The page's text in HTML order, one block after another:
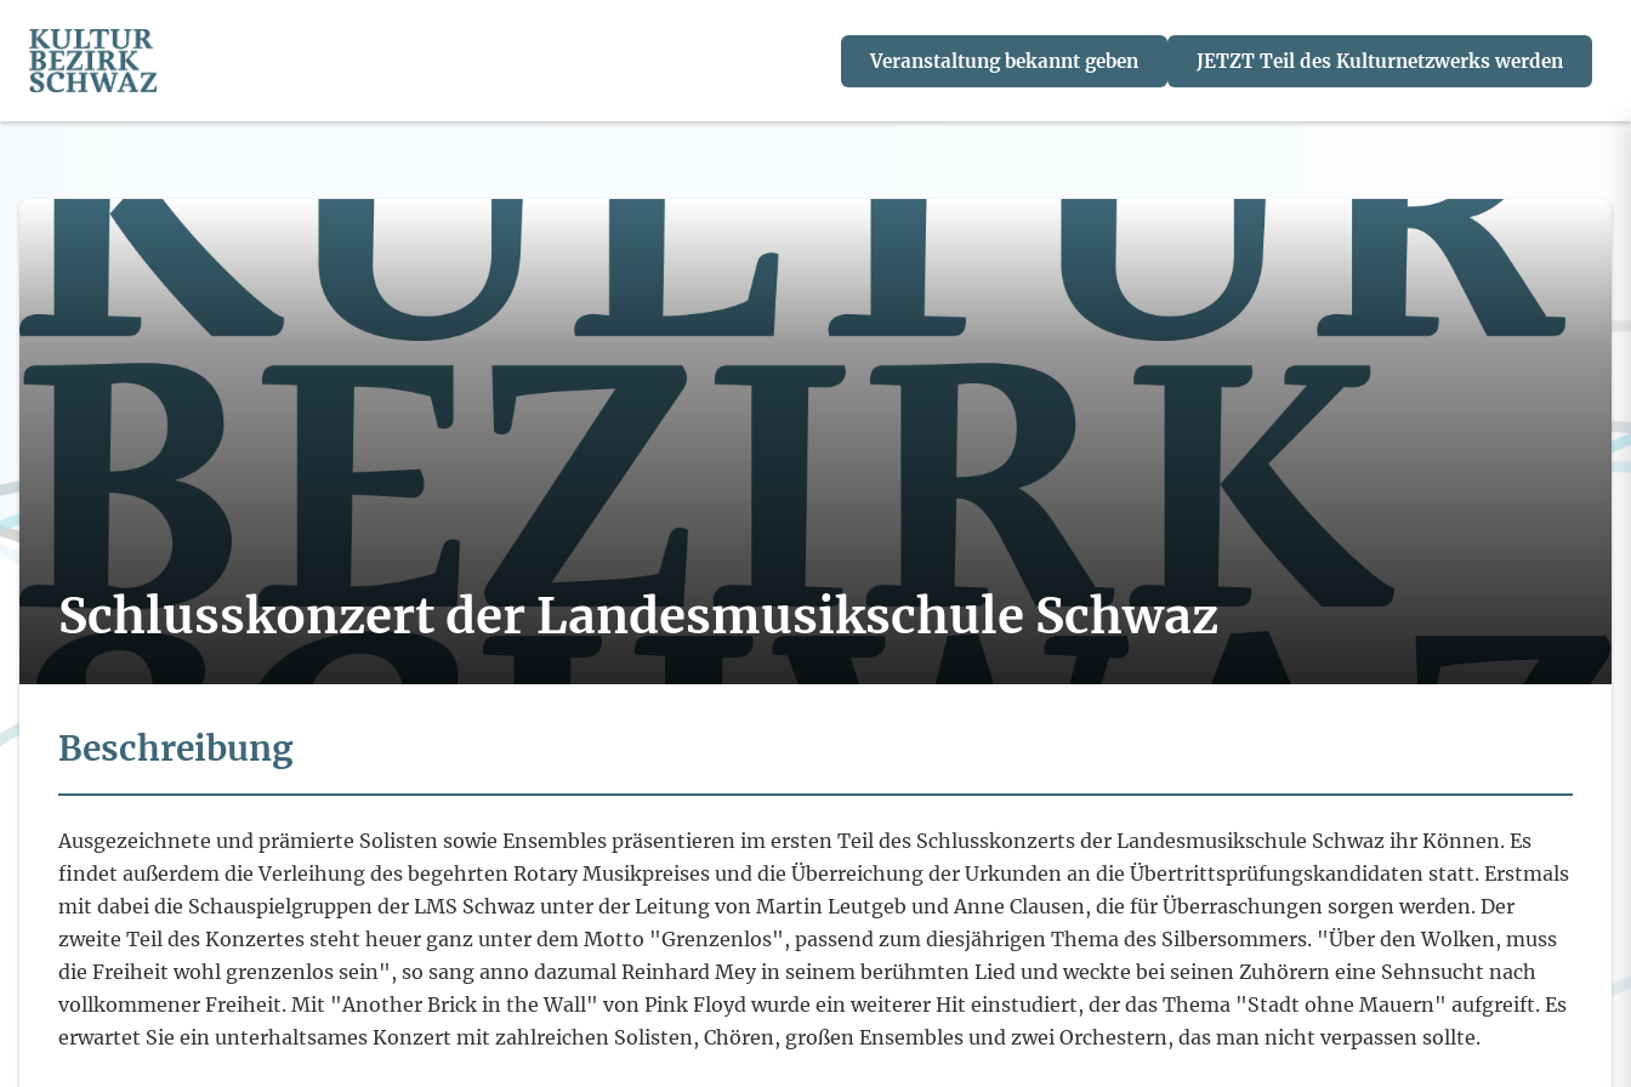
Veranstaltung bekannt geben JETZT Teil des Kulturnetzwerks werden
Schlusskonzert der Landesmusikschule Schwaz
Beschreibung
Ausgezeichnete und prämierte Solisten sowie Ensembles präsentieren im ersten Teil des Schlusskonzerts der Landesmusikschule Schwaz ihr Können. Es
findet außerdem die Verleihung des begehrten Rotary Musikpreises und die Überreichung der Urkunden an die Übertrittsprüfungskandidaten statt. Erstmals
mit dabei die Schauspielgruppen der LMS Schwaz unter der Leitung von Martin Leutgeb und Anne Clausen, die für Überraschungen sorgen werden. Der
zweite Teil des Konzertes steht heuer ganz unter dem Motto "Grenzenlos", passend zum diesjährigen Thema des Silbersommers. "Über den Wolken, muss
die Freiheit wohl grenzenlos sein", so sang anno dazumal Reinhard Mey in seinem berühmten Lied und weckte bei seinen Zuhörern eine Sehnsucht nach
vollkommener Freiheit. Mit "Another Brick in the Wall" von Pink Floyd wurde ein weiterer Hit einstudiert, der das Thema "Stadt ohne Mauern" aufgreift. Es
erwartet Sie ein unterhaltsames Konzert mit zahlreichen Solisten, Chören, großen Ensembles und zwei Orchestern, das man nicht verpassen sollte.